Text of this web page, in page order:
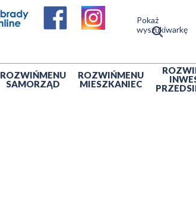
Pokaż
wyszukiwarkę
ROZWIŃMENU
SAMORZĄD
ROZWIŃMENU
MIESZKANIEC